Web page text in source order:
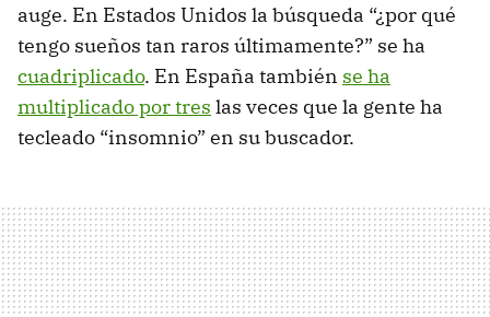
auge. En Estados Unidos la búsqueda “¿por qué
tengo sueños tan raros últimamente?” se ha
cuadriplicado. En España también se ha
multiplicado por tres las veces que la gente ha
tecleado “insomnio” en su buscador.